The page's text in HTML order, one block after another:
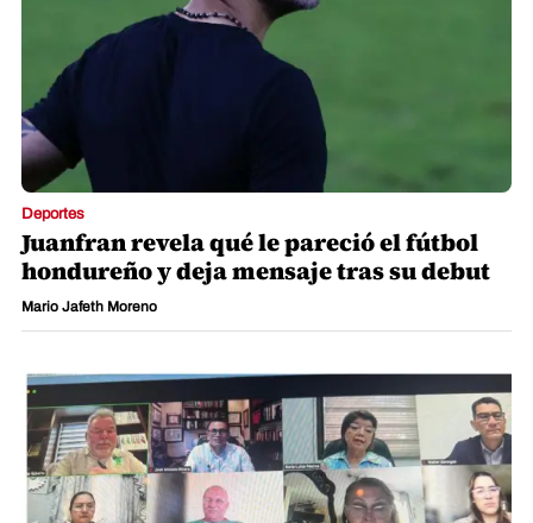
Deportes
Juanfran revela qué le pareció el fútbol
hondureño y deja mensaje tras su debut
Mario Jafeth Moreno